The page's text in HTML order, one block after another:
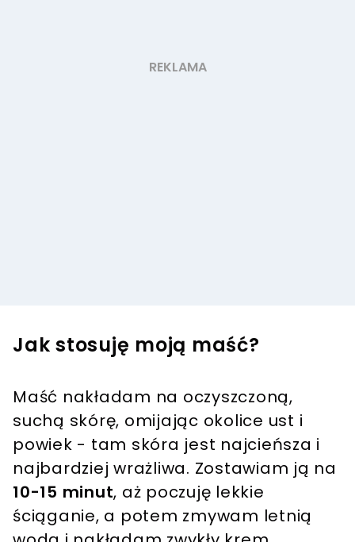
Jak stosuję moją maść?
Maść nakładam na oczyszczoną,
suchą skórę, omijając okolice ust i
powiek - tam skóra jest najcieńsza i
najbardziej wrażliwa. Zostawiam ją na
10-15 minut, aż poczuję lekkie
ściąganie, a potem zmywam letnią